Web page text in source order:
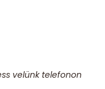
velünk telefonon